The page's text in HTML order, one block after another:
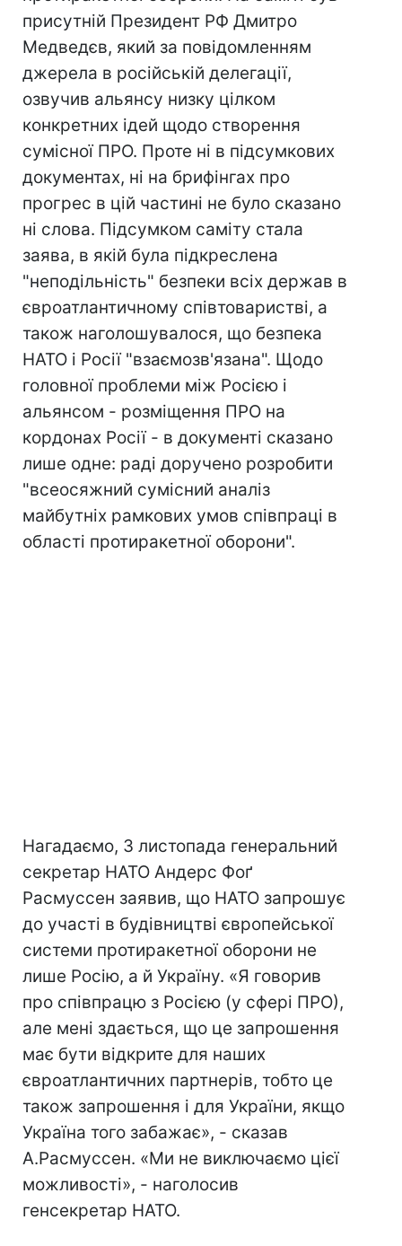
присутній Президент РФ Дмитро
Медведєв, який за повідомленням
джерела в російській делегації,
озвучив альянсу низку цілком
конкретних ідей щодо створення
сумісної ПРО. Проте ні в підсумкових
документах, ні на брифінгах про
прогрес в цій частині не було сказано
ні слова. Підсумком саміту стала
заява, в якій була підкреслена
"неподільність" безпеки всіх держав в
євроатлантичному співтоваристві, а
також наголошувалося, що безпека
НАТО і Росії "взаємозв'язана". Щодо
головної проблеми між Росією і
альянсом - розміщення ПРО на
кордонах Росії - в документі сказано
лише одне: раді доручено розробити
"всеосяжний сумісний аналіз
майбутніх рамкових умов співпраці в
області протиракетної оборони".
Нагадаємо, 3 листопада генеральний
секретар НАТО Андерс Фоґ
Расмуссен заявив, що НАТО запрошує
до участі в будівництві європейської
системи протиракетної оборони не
лише Росію, а й Україну. «Я говорив
про співпрацю з Росією (у сфері ПРО),
але мені здається, що це запрошення
має бути відкрите для наших
євроатлантичних партнерів, тобто це
також запрошення і для України, якщо
Україна того забажає», - сказав
А.Расмуссен. «Ми не виключаємо цієї
можливості», - наголосив
генсекретар НАТО.